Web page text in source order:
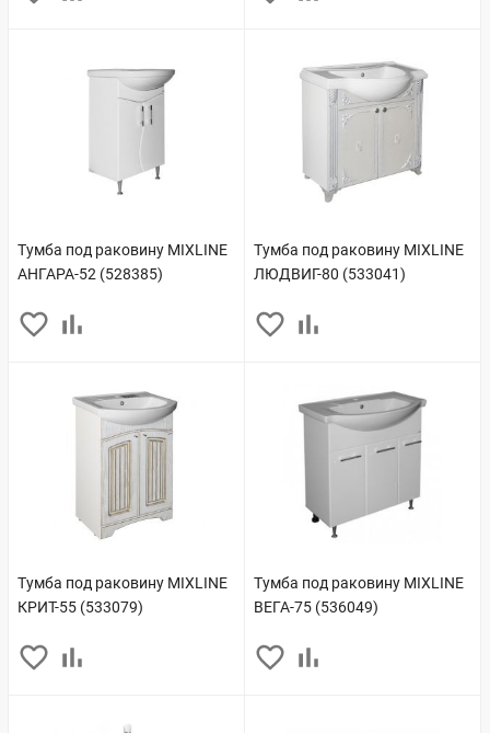
Тумба под раковину MIXLINE
АНГАРА-52 (528385)
Тумба под раковину MIXLINE
ЛЮДВИГ-80 (533041)
Тумба под раковину MIXLINE
КРИТ-55 (533079)
Тумба под раковину MIXLINE
ВЕГА-75 (536049)